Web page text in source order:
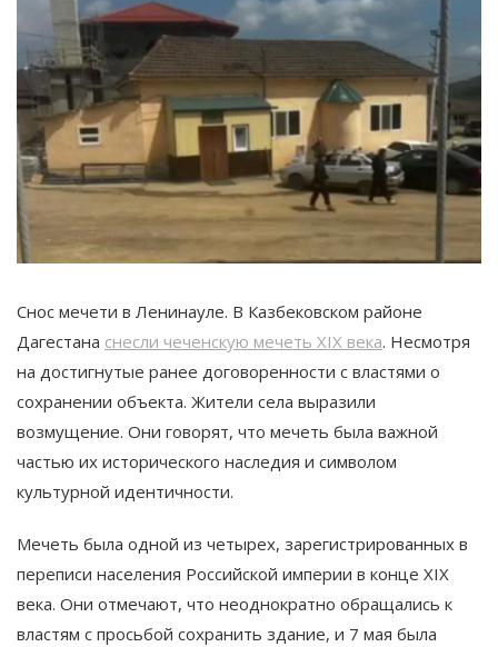
Снос мечети в Ленинауле. В Казбековском районе
Дагестана снесли чеченскую мечеть XIX века. Несмотря
на достигнутые ранее договоренности с властями о
сохранении объекта. Жители села выразили
возмущение. Они говорят, что мечеть была важной
частью их исторического наследия и символом
культурной идентичности.
Мечеть была одной из четырех, зарегистрированных в
переписи населения Российской империи в конце XIX
века. Они отмечают, что неоднократно обращались к
властям с просьбой сохранить здание, и 7 мая была